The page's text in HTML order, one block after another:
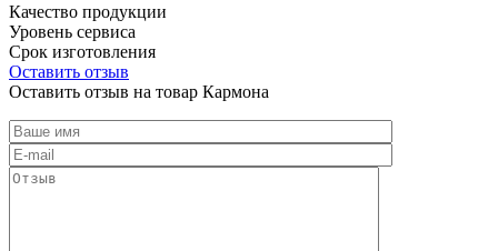
Качество продукции
Уровень сервиса
Срок изготовления
Оставить отзыв
Оставить отзыв на товар Кармона